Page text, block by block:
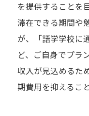
を提供することを
滞在できる期間や
が、「語学学校に
ど、ご自身でプラ
収入が見込めるた
期費用を抑えるこ